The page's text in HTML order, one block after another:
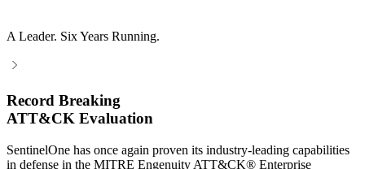
A Leader. Six Years Running.
Record Breaking
ATT&CK Evaluation
SentinelOne has once again proven its industry-leading capabilities
in defense in the MITRE Engenuity ATT&CK® Enterprise